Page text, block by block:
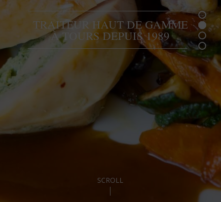
TRAITEUR HAUT DE GAMME
À TOURS DEPUIS 1989
SCROLL